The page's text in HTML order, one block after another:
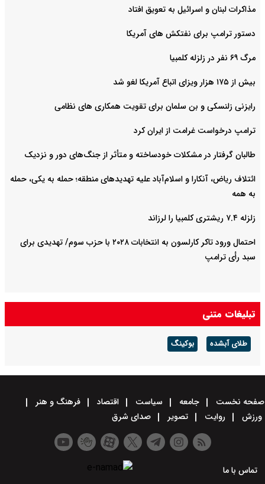
مذاکرات لبنان و اسرائیل به تعویق افتاد
دستور ترامپ برای نفتکش های آمریکا
مرگ ۶۹ نفر در زلزله کلمبیا
بیش از ۱۷۵ هزار ویزای اتباع آمریکا لغو شد
رایزنی زلنسکی و بن سلمان برای تقویت همکاری های نظامی
ترامپ درخواست غرامت از ایران کرد
طالبان گرفتار در مشکلات خودساخته و متأثر از جنگ‌های دور و نزدیک
ائتلاف ریاض، آنکارا و اسلام‌آباد علیه تهدیدهای منطقه؛ حمله به یکی، حمله
به همه
زلزله ۷.۴ ریشتری کلمبیا را لرزاند
احتمال ورود تاکر کارلسون به انتخابات ۲۰۲۸ با حزب سوم/ تهدیدی برای
سبد رأی ترامپ
تبلیغات متنی
طلای آبشده بوکینگ
صفحه نخست جامعه سیاست اقتصاد
فرهنگ و هنر
ورزش
روایت تصویر صدای شرق
تماس با ما